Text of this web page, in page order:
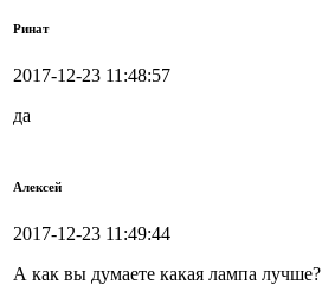
Ринат
2017-12-23 11:48:57
да
Алексей
2017-12-23 11:49:44
А как вы думаете какая лампа лучше?